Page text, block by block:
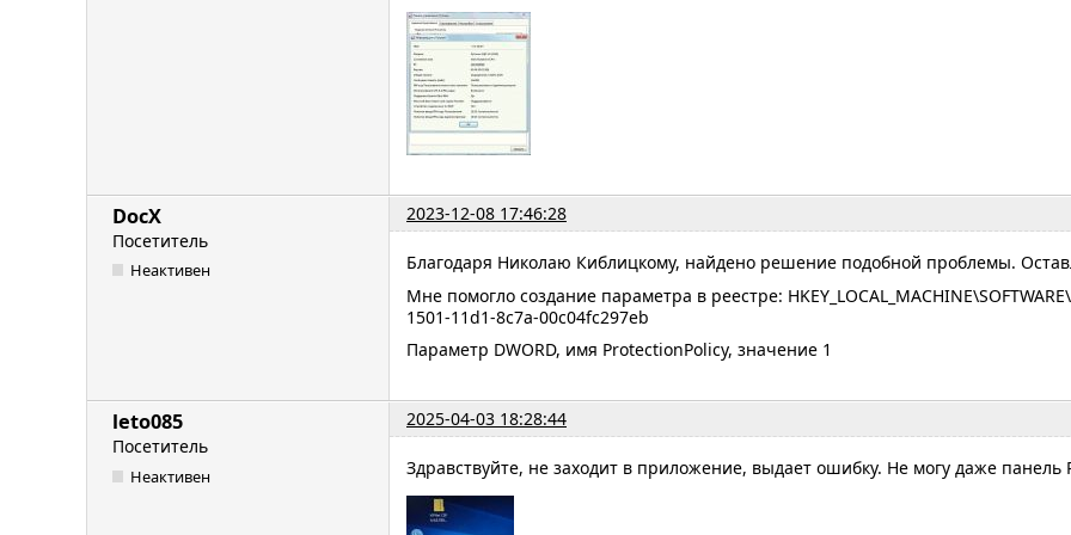
DocX
2023-12-08 17:46:28
Посетитель
Неактивен
Благодаря Николаю Киблицкому, найдено решение подобной проблемы.
Мне помогло создание параметра в реестре:
1501-11d1-8c7a-00c04fc297eb
Параметр DWORD, имя ProtectionPolicy, значение 1
leto085
2025-04-03 18:28:44
Посетитель
Неактивен Здравствуйте, не заходит в приложение, выдает ошибку. Не могу даже панель